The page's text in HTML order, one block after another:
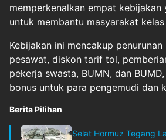
memperkenalkan empat
untuk membantu masyarakat kelas
Kebijakan ini mencakup
pesawat, diskon tarif tol,
pekerja swasta, BUMN, dan
bonus untuk para pengemudi dan
Berita Pilihan
Selat Hormuz Tegang